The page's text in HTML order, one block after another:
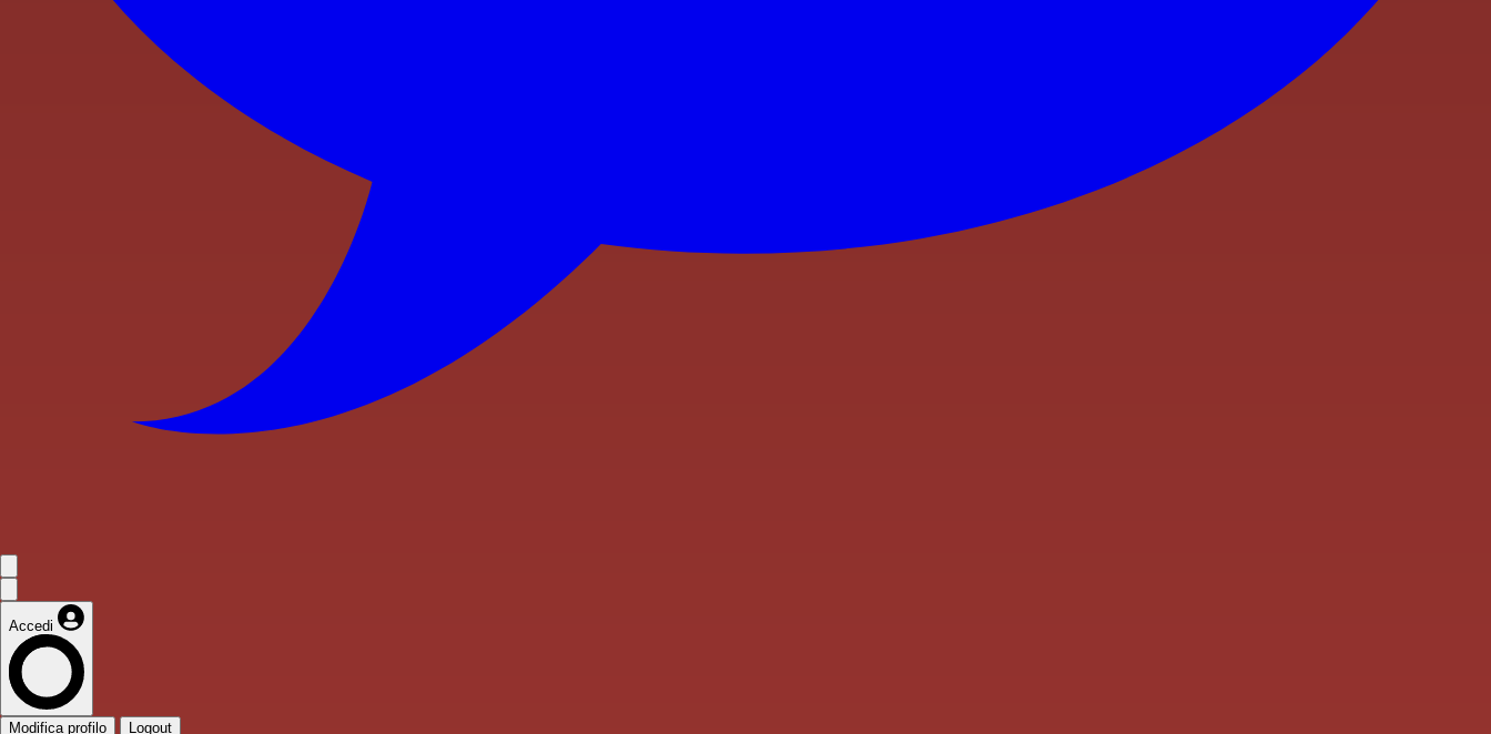
Accedi
Modifica profilo Logout